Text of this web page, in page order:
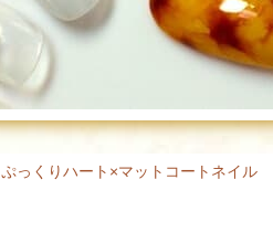
ぷっくりハート×マットコートネイル